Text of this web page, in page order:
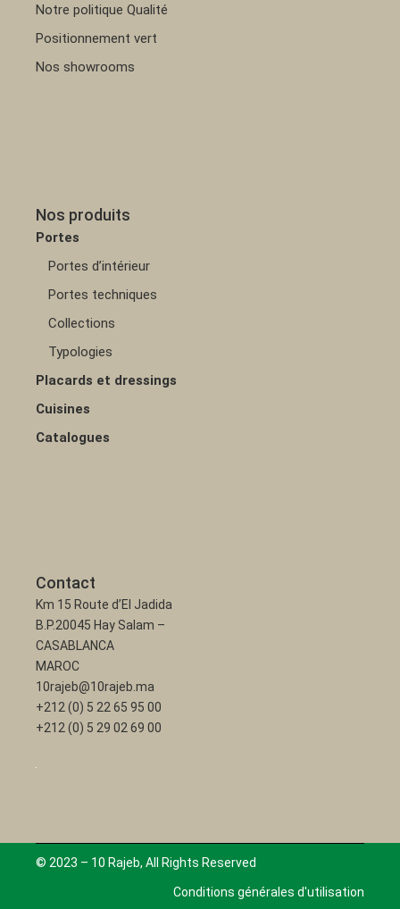
Notre politique Qualité
Positionnement vert
Nos showrooms
Nos produits
Portes
Portes d’intérieur
Portes techniques
Collections
Typologies
Placards et dressings
Cuisines
Catalogues
Contact
Km 15 Route d’El Jadida
B.P.20045 Hay Salam –
CASABLANCA
MAROC
10rajeb@10rajeb.ma
+212 (0) 5 22 65 95 00
+212 (0) 5 29 02 69 00
© 2023 – 10 Rajeb, All Rights Reserved
Conditions générales d'utilisation